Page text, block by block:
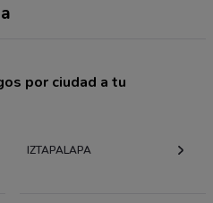
por ciudad a tu
IZTAPALAPA